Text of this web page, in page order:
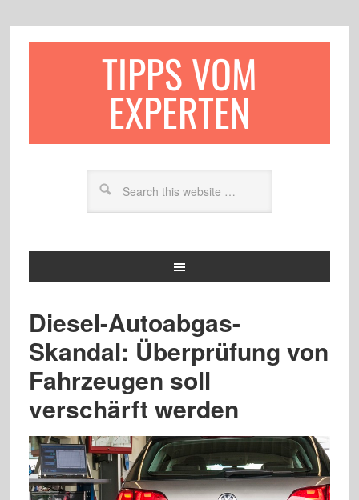
TIPPS VOM
EXPERTEN
Diesel-Autoabgas-
Skandal: Überprüfung von
Fahrzeugen soll
verschärft werden